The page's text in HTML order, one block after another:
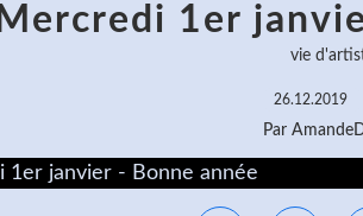
Mercredi 1er
vie
26.12.2019
Par